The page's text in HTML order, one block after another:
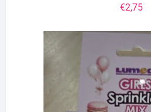
€2,75